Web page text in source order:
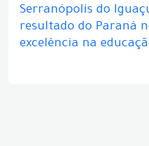
Serranópolis do
resultado do Paraná
excelência na